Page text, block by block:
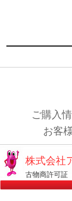
ご購入
お客
株式会社
古物商許可